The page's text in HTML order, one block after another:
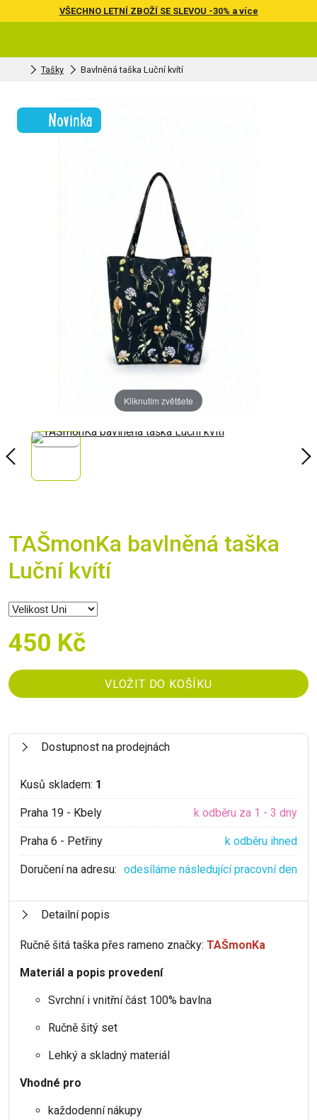
VŠECHNO LETNÍ ZBOŽÍ SE SLEVOU -30% a více
Tašky Bavlněná taška Luční kvítí
Novinka
Kliknutím zvětšete
TAŠmonKa bavlněná taška
Luční kvítí
450 Kč
Dostupnost na prodejnách
Kusů skladem: 1
Praha 19 - Kbely k odběru za 1 - 3 dny
Praha 6 - Petřiny k odběru ihned
Doručení na adresu: odesíláme následující pracovní den
Detailní popis
Ručně šitá taška přes rameno značky: TAŠmonKa
Materiál a popis provedení
Svrchní i vnitřní část 100% bavlna
Ručně šitý set
Lehký a skladný materiál
Vhodné pro
každodenní nákupy